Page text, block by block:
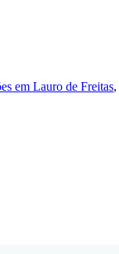
em Lauro de Freitas,